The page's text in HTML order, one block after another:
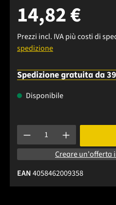
14,82 €
Prezzi incl. IVA più costi di
spedizione
Spedizione gratuita da
Disponibile
Quantità del prodotto:
Creare un'offerta
EAN4058462009358